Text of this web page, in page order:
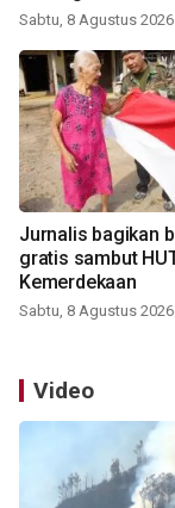
Sabtu, 8 Agustus 2026
Jurnalis bagikan
gratis sambut
Kemerdekaan
Sabtu, 8 Agustus 2026
Video